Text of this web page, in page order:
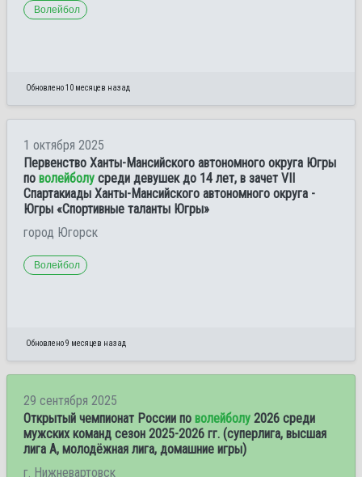
Волейбол
Обновлено 10 месяцев назад
1 октября 2025
Первенство Ханты-Мансийского автономного округа Югры
по волейболу среди девушек до 14 лет, в зачет VII
Спартакиады Ханты-Мансийского автономного округа -
Югры «Спортивные таланты Югры»
город Югорск
Волейбол
Обновлено 9 месяцев назад
29 сентября 2025
Открытый чемпионат России по волейболу 2026 среди
мужских команд сезон 2025-2026 гг. (суперлига, высшая
лига А, молодёжная лига, домашние игры)
г. Нижневартовск